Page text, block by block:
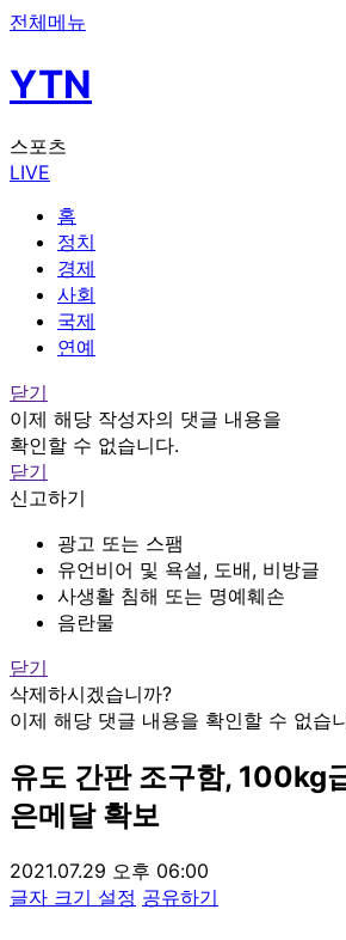
전체메뉴
YTN
스포츠
LIVE
홈
정치
경제
사회
국제
연예
닫기
이제 해당 작성자의 댓글 내용을
확인할 수 없습니다.
닫기
신고하기
광고 또는 스팸
유언비어 및 욕설, 도배, 비방글
사생활 침해 또는 명예훼손
음란물
닫기
삭제하시겠습니까?
이제 해당 댓글 내용을 확인할 수 없습
유도 간판 조구함, 100kg
은메달 확보
2021.07.29 오후 06:00
글자 크기 설정 공유하기